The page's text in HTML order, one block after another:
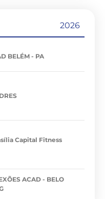
2026
BELÉM - PA
Capital Fitness
ACAD - BELO